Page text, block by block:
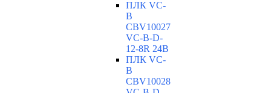
ПЛК VC-
B
CBV10027
VC-В-D-
12-8R 24В
ПЛК VC-
B
CBV10028